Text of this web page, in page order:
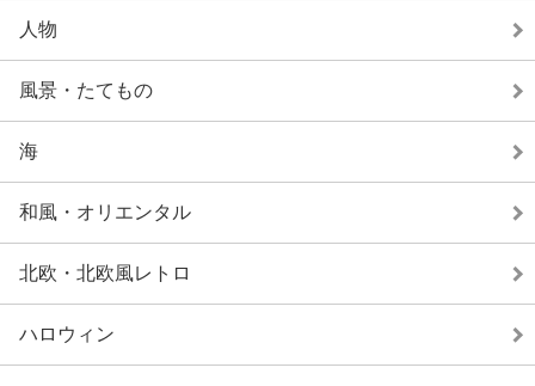
人物
風景・たてもの
海
和風・オリエンタル
北欧・北欧風レトロ
ハロウィン